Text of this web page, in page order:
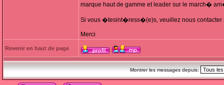
marque haut de gamme et leader sur le march�
Si vous �tesint�ress�(e)s, veuillez nous
Merci
Revenir en haut de page
Montrer les messages depuis: